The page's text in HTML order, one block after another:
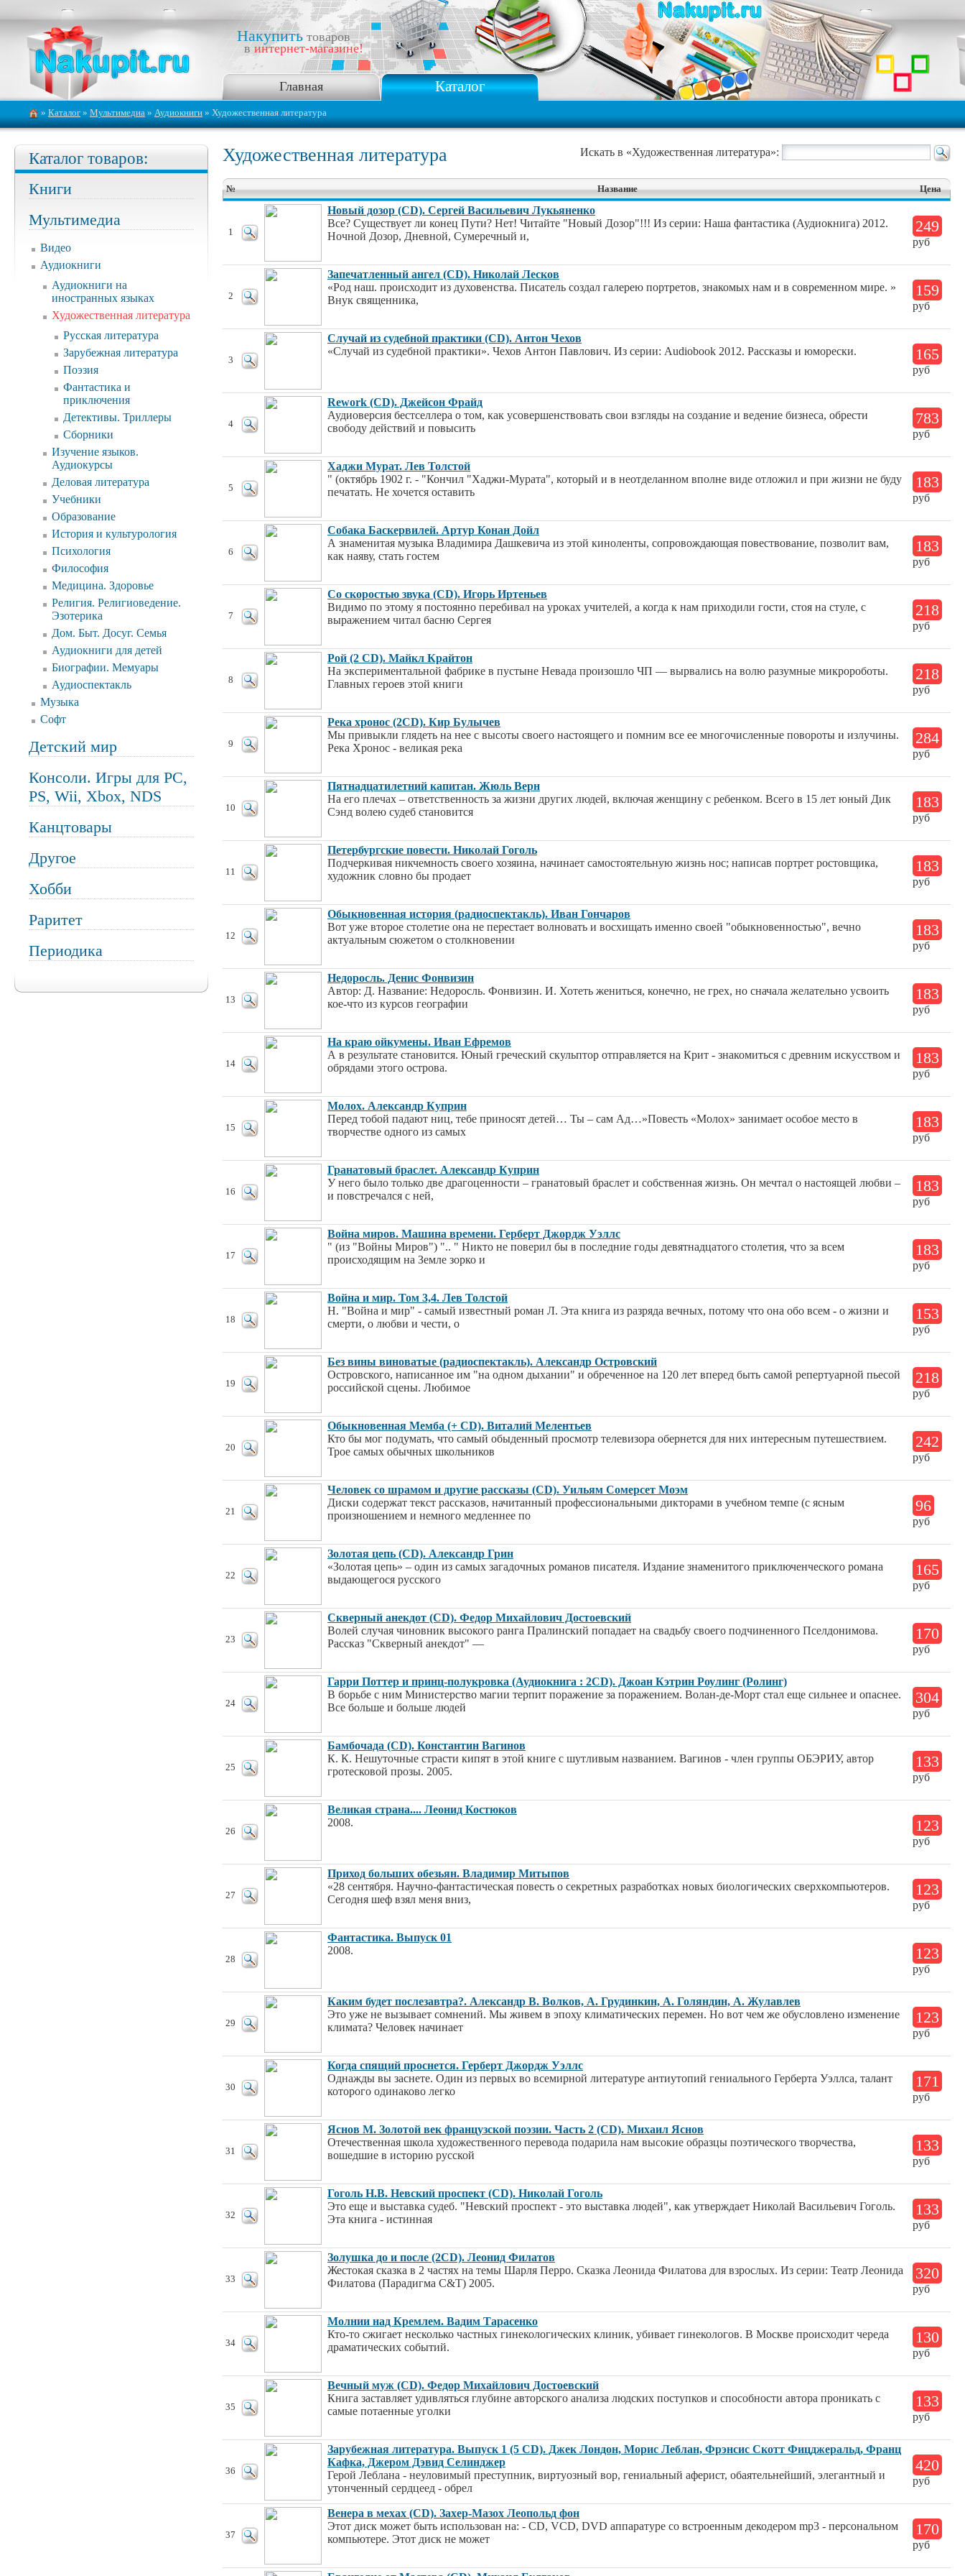
Накупить товаров
в интернет-магазине!
Главная Каталог
» Каталог » Мультимедиа » Аудиокниги » Художественная литература
Каталог товаров:
Книги
Мультимедиа
Видео
Аудиокниги
Аудиокниги на
иностранных языках
Художественная литература
Русская литература
Зарубежная литература
Поэзия
Фантастика и
приключения
Детективы. Триллеры
Сборники
Изучение языков.
Аудиокурсы
Деловая литература
Учебники
Образование
История и культурология
Психология
Философия
Медицина. Здоровье
Религия. Религиоведение.
Эзотерика
Дом. Быт. Досуг. Семья
Аудиокниги для детей
Биографии. Мемуары
Аудиоспектакль
Музыка
Софт
Детский мир
Консоли. Игры для PC,
PS, Wii, Xbox, NDS
Канцтовары
Другое
Хобби
Раритет
Периодика
Искать в «Художественная литература»:
Художественная литература
№ Название Цена
1
Новый дозор (CD). Сергей Васильевич Лукьяненко
Все? Существует ли конец Пути? Нет! Читайте "Новый Дозор"!!! Из серии: Наша фантастика (Аудиокнига) 2012.
Ночной Дозор, Дневной, Сумеречный и,
249
руб
2
Запечатленный ангел (CD). Николай Лесков
«Род наш. происходит из духовенства. Писатель создал галерею портретов, знакомых нам и в современном мире. »
Внук священника,
159
руб
3
Случай из судебной практики (CD). Антон Чехов
«Случай из судебной практики». Чехов Антон Павлович. Из серии: Audiobook 2012. Рассказы и юморески.
165
руб
4
Rework (CD). Джейсон Фрайд
Аудиоверсия бестселлера о том, как усовершенствовать свои взгляды на создание и ведение бизнеса, обрести
свободу действий и повысить
783
руб
5
Хаджи Мурат. Лев Толстой
" (октябрь 1902 г. - "Кончил "Хаджи-Мурата", который и в неотделанном вполне виде отложил и при жизни не буду
печатать. Не хочется оставить
183
руб
6
Собака Баскервилей. Артур Конан Дойл
А знаменитая музыка Владимира Дашкевича из этой киноленты, сопровождающая повествование, позволит вам,
как наяву, стать гостем
183
руб
7
Со скоростью звука (CD). Игорь Иртеньев
Видимо по этому я постоянно перебивал на уроках учителей, а когда к нам приходили гости, стоя на стуле, с
выражением читал басню Сергея
218
руб
8
Рой (2 CD). Майкл Крайтон
На экспериментальной фабрике в пустыне Невада произошло ЧП — вырвались на волю разумные микророботы.
Главных героев этой книги
218
руб
9
Река хронос (2CD). Кир Булычев
Мы привыкли глядеть на нее с высоты своего настоящего и помним все ее многочисленные повороты и излучины.
Река Хронос - великая река
284
руб
10
Пятнадцатилетний капитан. Жюль Верн
На его плечах – ответственность за жизни других людей, включая женщину с ребенком. Всего в 15 лет юный Дик
Сэнд волею судеб становится
183
руб
11
Петербургские повести. Николай Гоголь
Подчеркивая никчемность своего хозяина, начинает самостоятельную жизнь нос; написав портрет ростовщика,
художник словно бы продает
183
руб
12
Обыкновенная история (радиоспектакль). Иван Гончаров
Вот уже второе столетие она не перестает волновать и восхищать именно своей "обыкновенностью", вечно
актуальным сюжетом о столкновении
183
руб
13
Недоросль. Денис Фонвизин
Автор: Д. Название: Недоросль. Фонвизин. И. Хотеть жениться, конечно, не грех, но сначала желательно усвоить
кое-что из курсов географии
183
руб
14
На краю ойкумены. Иван Ефремов
А в результате становится. Юный греческий скульптор отправляется на Крит - знакомиться с древним искусством и
обрядами этого острова.
183
руб
15
Молох. Александр Куприн
Перед тобой падают ниц, тебе приносят детей… Ты – сам Ад…»Повесть «Молох» занимает особое место в
творчестве одного из самых
183
руб
16
Гранатовый браслет. Александр Куприн
У него было только две драгоценности – гранатовый браслет и собственная жизнь. Он мечтал о настоящей любви –
и повстречался с ней,
183
руб
17
Война миров. Машина времени. Герберт Джордж Уэллс
" (из "Войны Миров") ".. " Никто не поверил бы в последние годы девятнадцатого столетия, что за всем
происходящим на Земле зорко и
183
руб
18
Война и мир. Том 3,4. Лев Толстой
Н. "Война и мир" - самый известный роман Л. Эта книга из разряда вечных, потому что она обо всем - о жизни и
смерти, о любви и чести, о
153
руб
19
Без вины виноватые (радиоспектакль). Александр Островский
Островского, написанное им "на одном дыхании" и обреченное на 120 лет вперед быть самой репертуарной пьесой
российской сцены. Любимое
218
руб
20
Обыкновенная Мемба (+ CD). Виталий Мелентьев
Кто бы мог подумать, что самый обыденный просмотр телевизора обернется для них интересным путешествием.
Трое самых обычных школьников
242
руб
21
Человек со шрамом и другие рассказы (CD). Уильям Сомерсет Моэм
Диски содержат текст рассказов, начитанный профессиональными дикторами в учебном темпе (с ясным
произношением и немного медленнее по
96
руб
22
Золотая цепь (CD). Александр Грин
«Золотая цепь» – один из самых загадочных романов писателя. Издание знаменитого приключенческого романа
выдающегося русского
165
руб
23
Скверный анекдот (CD). Федор Михайлович Достоевский
Волей случая чиновник высокого ранга Пралинский попадает на свадьбу своего подчиненного Пселдонимова.
Рассказ "Скверный анекдот" —
170
руб
24
Гарри Поттер и принц-полукровка (Аудиокнига : 2CD). Джоан Кэтрин Роулинг (Ролинг)
В борьбе с ним Министерство магии терпит поражение за поражением. Волан-де-Морт стал еще сильнее и опаснее.
Все больше и больше людей
304
руб
25
Бамбочада (CD). Константин Вагинов
К. К. Нешуточные страсти кипят в этой книге с шутливым названием. Вагинов - член группы ОБЭРИУ, автор
гротесковой прозы. 2005.
133
руб
26
Великая страна.... Леонид Костюков
2008.
123
руб
27
Приход больших обезьян. Владимир Митыпов
«28 сентября. Научно-фантастическая повесть о секретных разработках новых биологических сверхкомпьютеров.
Сегодня шеф взял меня вниз,
123
руб
28
Фантастика. Выпуск 01
2008.
123
руб
29
Каким будет послезавтра?. Александр В. Волков, А. Грудинкин, А. Голяндин, А. Жулавлев
Это уже не вызывает сомнений. Мы живем в эпоху климатических перемен. Но вот чем же обусловлено изменение
климата? Человек начинает
123
руб
30
Когда спящий проснется. Герберт Джордж Уэллс
Однажды вы заснете. Один из первых во всемирной литературе антиутопий гениального Герберта Уэллса, талант
которого одинаково легко
171
руб
31
Яснов М. Золотой век французской поэзии. Часть 2 (CD). Михаил Яснов
Отечественная школа художественного перевода подарила нам высокие образцы поэтического творчества,
вошедшие в историю русской
133
руб
32
Гоголь Н.В. Невский проспект (CD). Николай Гоголь
Это еще и выставка судеб. "Невский проспект - это выставка людей", как утверждает Николай Васильевич Гоголь.
Эта книга - истинная
133
руб
33
Золушка до и после (2CD). Леонид Филатов
Жестокая сказка в 2 частях на темы Шарля Перро. Сказка Леонида Филатова для взрослых. Из серии: Театр Леонида
Филатова (Парадигма C&T) 2005.
320
руб
34
Молнии над Кремлем. Вадим Тарасенко
Кто-то сжигает несколько частных гинекологических клиник, убивает гинекологов. В Москве происходит череда
драматических событий.
130
руб
35
Вечный муж (CD). Федор Михайлович Достоевский
Книга заставляет удивляться глубине авторского анализа людских поступков и способности автора проникать с
самые потаенные уголки
133
руб
36
Зарубежная литература. Выпуск 1 (5 CD). Джек Лондон, Морис Леблан, Фрэнсис Скотт Фицджеральд, Франц
Кафка, Джером Дэвид Селинджер
Герой Леблана - неуловимый преступник, виртуозный вор, гениальный аферист, обаятельнейший, элегантный и
утонченный сердцеед - обрел
420
руб
37
Венера в мехах (CD). Захер-Мазох Леопольд фон
Этот диск может быть использован на: - CD, VCD, DVD аппаратуре со встроенным декодером mp3 - персональном
компьютере. Этот диск не может
170
руб